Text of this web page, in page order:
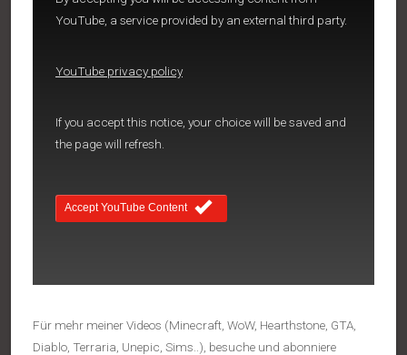
YouTube, a service provided by an external third party.
YouTube privacy policy
If you accept this notice, your choice will be saved and
the page will refresh.
Accept YouTube Content
Für mehr meiner Videos (Minecraft, WoW, Hearthstone, GTA,
Diablo, Terraria, Unepic, Sims..), besuche und abonniere